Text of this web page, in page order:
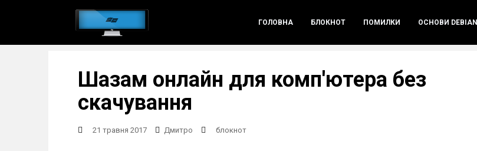
i
ГОЛОВНА БЛОКНОТ ПОМИЛКИ ОСНОВИ DEBIAN
Шазам онлайн для комп'ютера без
скачування
21 травня 2017 Дмитро блокнот